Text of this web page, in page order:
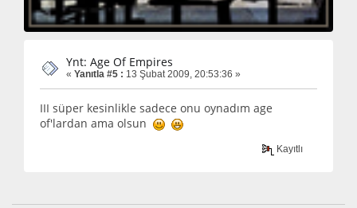
Ynt: Age Of Empires
« Yanıtla #5 : 13 Şubat 2009, 20:53:36 »
III süper kesinlikle sadece onu oynadım age
of'lardan ama olsun
Kayıtlı